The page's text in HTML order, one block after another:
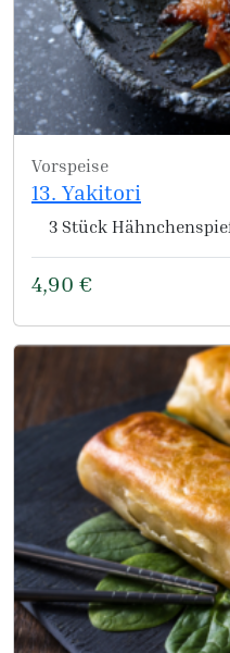
Vorspeise
13. Yakitori
3 Stück
4,90 €